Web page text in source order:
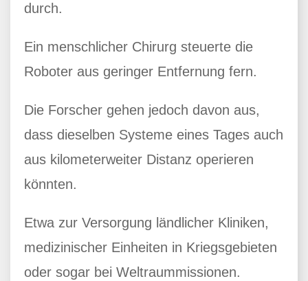
durch.
Ein menschlicher Chirurg steuerte die
Roboter aus geringer Entfernung fern.
Die Forscher gehen jedoch davon aus,
dass dieselben Systeme eines Tages auch
aus kilometerweiter Distanz operieren
könnten.
Etwa zur Versorgung ländlicher Kliniken,
medizinischer Einheiten in Kriegsgebieten
oder sogar bei Weltraummissionen.